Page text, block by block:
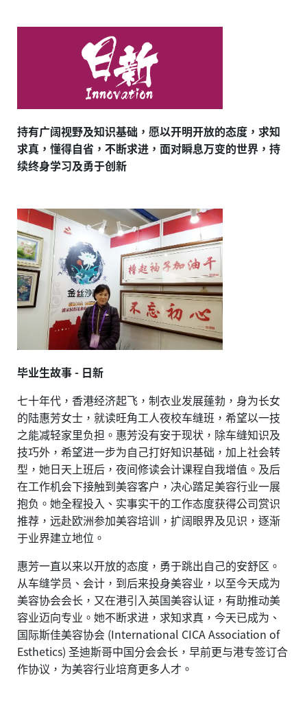
持有广阔视野及知识基础，愿以开明开放的态度，求知
求真，懂得自省，不断求进，面对瞬息万变的世界，持
续终身学习及勇于创新
毕业生故事 - 日新
七十年代，香港经济起飞，制衣业发展蓬勃，身为长女
的陆惠芳女士，就读旺角工人夜校车缝班，希望以一技
之能减轻家里负担。惠芳没有安于现状，除车缝知识及
技巧外，希望进一步为自己打好知识基础，加上社会转
型，她日天上班后，夜间修读会计课程自我增值。及后
在工作机会下接触到美容客户，决心踏足美容行业一展
抱负。她全程投入、实事实干的工作态度获得公司赏识
推荐，远赴欧洲参加美容培训，扩阔眼界及见识，逐渐
于业界建立地位。
惠芳一直以来以开放的态度，勇于跳出自己的安舒区。
从车缝学员、会计，到后来投身美容业，以至今天成为
美容协会会长，又在港引入英国美容认证，有助推动美
容业迈向专业。她不断求进，求知求真，今天已成为、
国际斯佳美容协会 (International CICA Association of
Esthetics) 圣迪斯哥中国分会会长，早前更与港专签订合
作协议，为美容行业培育更多人才。